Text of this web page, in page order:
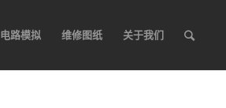
电路模拟 维修图纸 关于我们